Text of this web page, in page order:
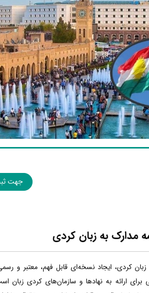
جهت
مدارک به زبان کردی
کردی، ایجاد نسخه‌ای قابل فهم، معتبر و
ارائه به نهادها و سازمان‌های کردی زبان